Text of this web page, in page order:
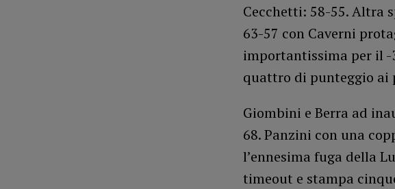
Cecchetti: 58-55. Altra
63-57 con Caverni
importantissima per il -
quattro di punteggio ai
Giombini e Berra ad
68. Panzini con una
l’ennesima fuga della
timeout e stampa